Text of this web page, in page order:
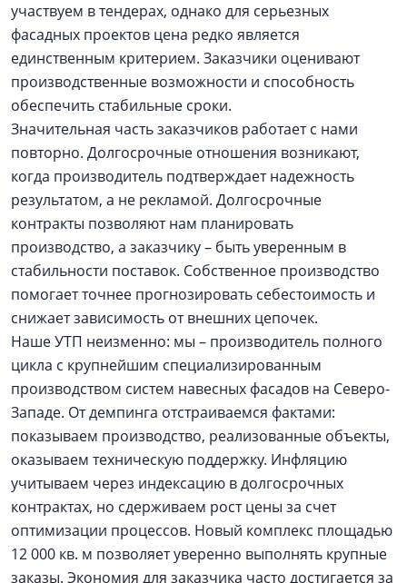
участвуем в тендерах, однако для серьезных
фасадных проектов цена редко является
единственным критерием. Заказчики оценивают
производственные возможности и способность
обеспечить стабильные сроки.
Значительная часть заказчиков работает с нами
повторно. Долгосрочные отношения возникают,
когда производитель подтверждает надежность
результатом, а не рекламой. Долгосрочные
контракты позволяют нам планировать
производство, а заказчику – быть уверенным в
стабильности поставок. Собственное производство
помогает точнее прогнозировать себестоимость и
снижает зависимость от внешних цепочек.
Наше УТП неизменно: мы – производитель полного
цикла с крупнейшим специализированным
производством систем навесных фасадов на Северо-
Западе. От демпинга отстраиваемся фактами:
показываем производство, реализованные объекты,
оказываем техническую поддержку. Инфляцию
учитываем через индексацию в долгосрочных
контрактах, но сдерживаем рост цены за счет
оптимизации процессов. Новый комплекс площадью
12 000 кв. м позволяет уверенно выполнять крупные
заказы. Экономия для заказчика часто достигается за